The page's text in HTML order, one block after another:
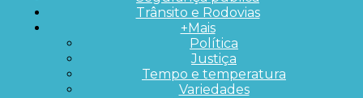
Trânsito e Rodovias
+Mais
Política
Justiça
Tempo e temperatura
Variedades